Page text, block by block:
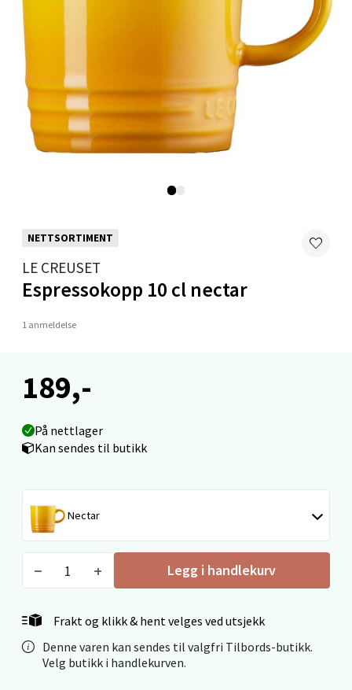
NETTSORTIMENT
LE CREUSET
Espressokopp 10 cl nectar
1 anmeldelse
189,-
På nettlager
Kan sendes til butikk
Nectar
Legg i handlekurv
Frakt og klikk & hent velges ved utsjekk
Denne varen kan sendes til valgfri Tilbords-butikk.
Velg butikk i handlekurven.
Fridtjof Nansensgate 22, 8622 Mo i Rana
Åpent i dag 10-18
Molde - Moldetorget
Åpent i dag 10-18
0 i butikk
Narvik - Thon Senter Malmporten
Bolagsgata 1, 8514 Narvik
Åpent i dag 10-18
0 i butikk